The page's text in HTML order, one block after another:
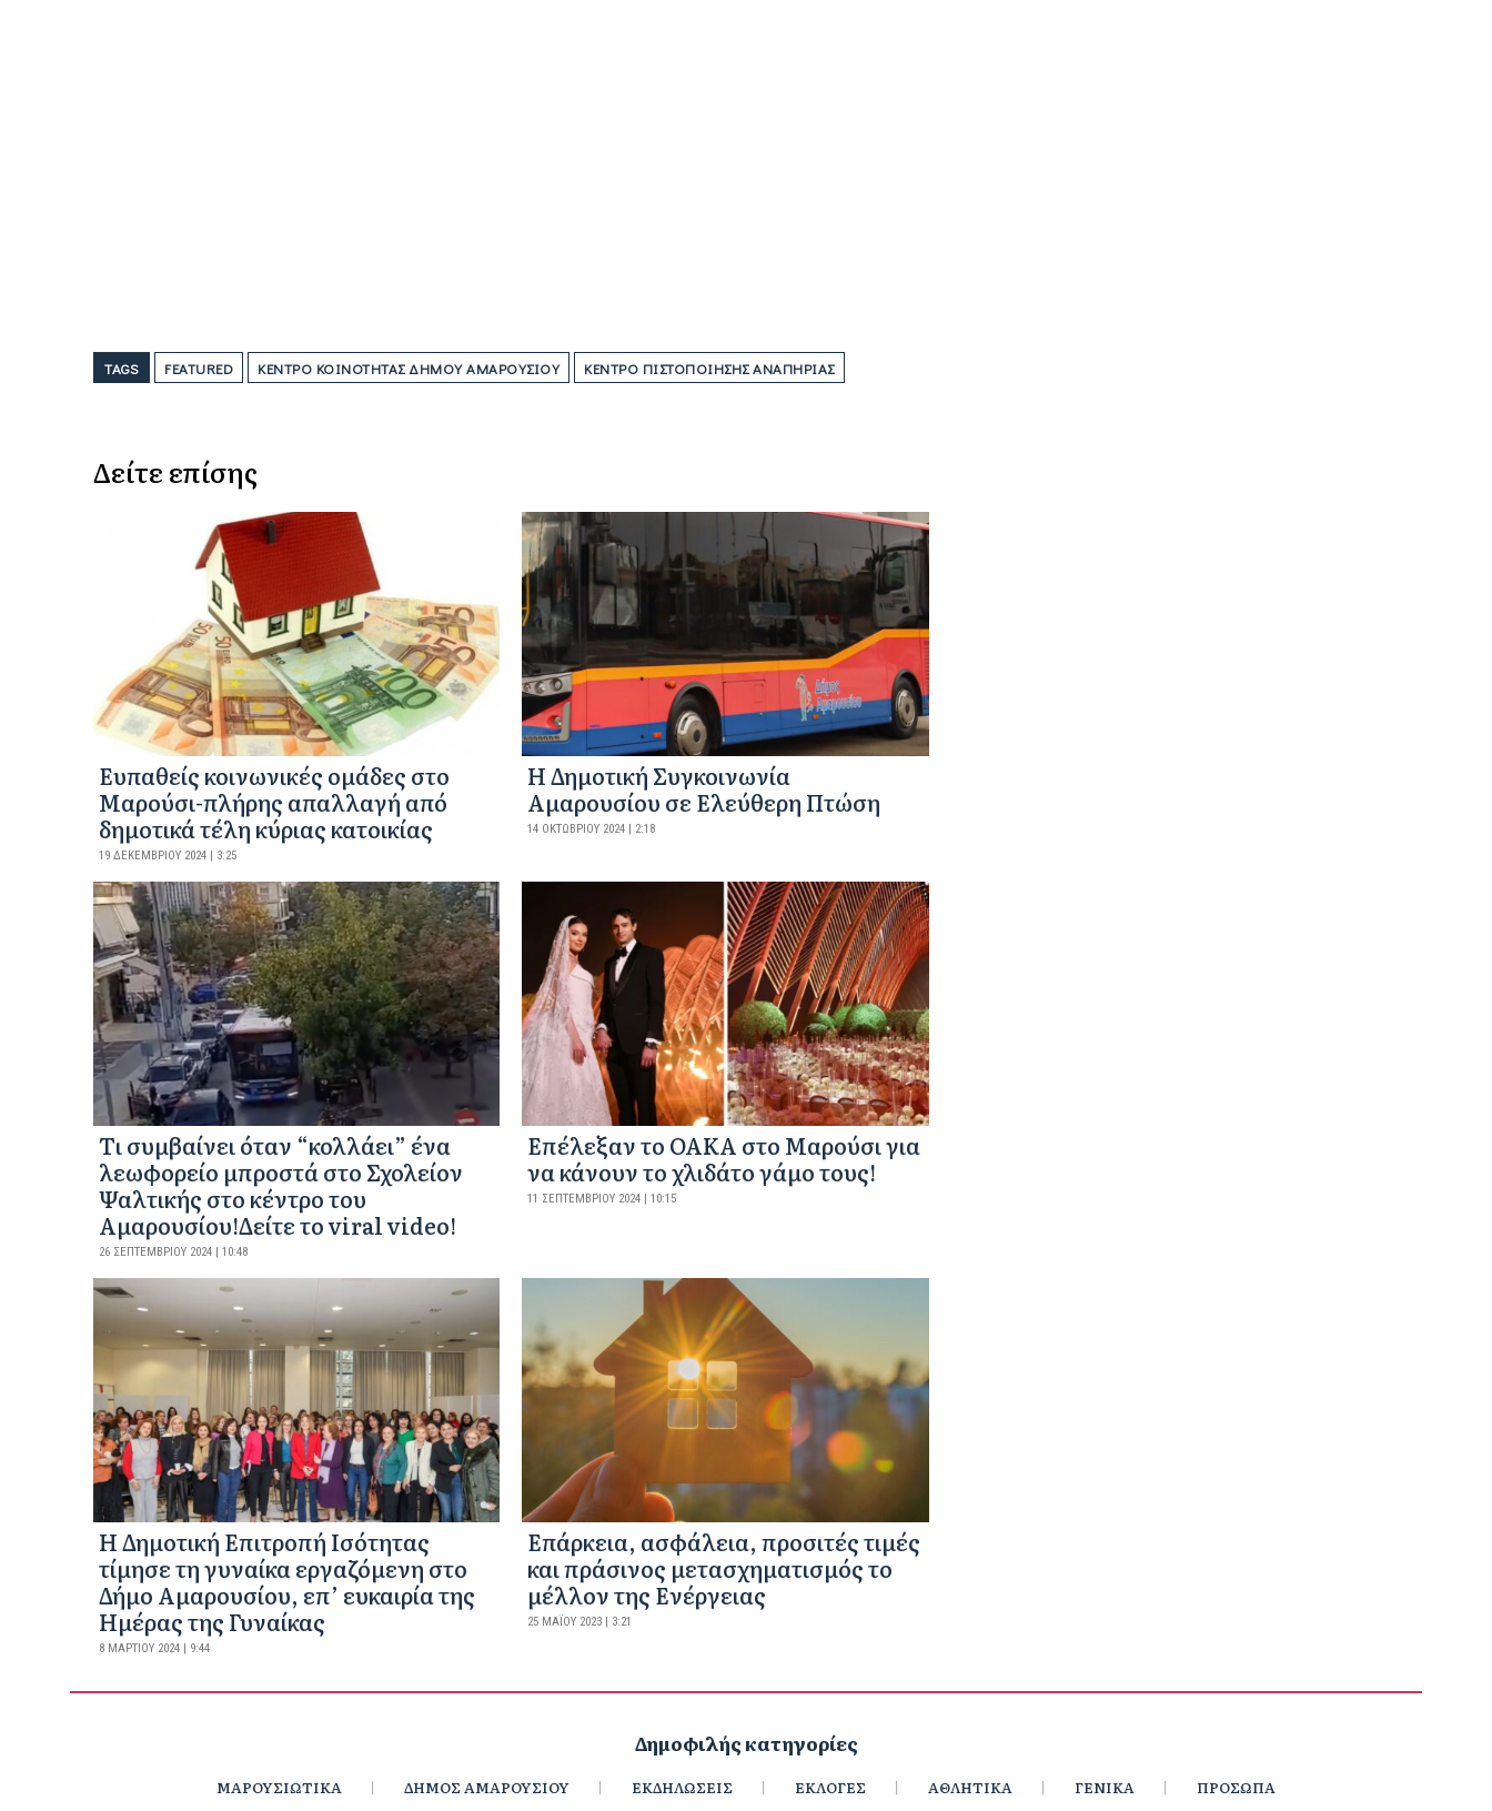
TAGS FEATURED ΚΈΝΤΡΟ ΚΟΙΝΌΤΗΤΑΣ ΔΉΜΟΥ ΑΜΑΡΟΥΣΊΟΥ ΚΈΝΤΡΟ ΠΙΣΤΟΠΟΊΗΣΗΣ ΑΝΑΠΗΡΊΑΣ
Δείτε επίσης
Eυπαθείς κοινωνικές ομάδες στο
Μαρούσι-πλήρης απαλλαγή από
δημοτικά τέλη κύριας κατοικίας
19 ΔΕΚΕΜΒΡΊΟΥ 2024 | 3:25
Η Δημοτική Συγκοινωνία
Αμαρουσίου σε Ελεύθερη Πτώση
14 ΟΚΤΩΒΡΊΟΥ 2024 | 2:18
Tι συμβαίνει όταν “κολλάει” ένα
λεωφορείο μπροστά στο Σχολείον
Ψαλτικής στο κέντρο του
Αμαρουσίου!Δείτε το viral video!
26 ΣΕΠΤΕΜΒΡΊΟΥ 2024 | 10:48
Επέλεξαν το ΟΑΚΑ στο Μαρούσι για
να κάνουν το χλιδάτο γάμο τους!
11 ΣΕΠΤΕΜΒΡΊΟΥ 2024 | 10:15
Η Δημοτική Επιτροπή Ισότητας
τίμησε τη γυναίκα εργαζόμενη στο
Δήμο Αμαρουσίου, επ’ ευκαιρία της
Ημέρας της Γυναίκας
8 ΜΑΡΤΊΟΥ 2024 | 9:44
Επάρκεια, ασφάλεια, προσιτές τιμές
και πράσινος μετασχηματισμός το
μέλλον της Ενέργειας
25 ΜΑΪ́ΟΥ 2023 | 3:21
Δημοφιλής κατηγορίες
ΜΑΡΟΥΣΙΩΤΙΚΑ ΔΗΜΟΣ ΑΜΑΡΟΥΣΙΟΥ ΕΚΔΗΛΩΣΕΙΣ ΕΚΛΟΓΕΣ ΑΘΛΗΤΙΚΑ ΓΕΝΙΚΑ ΠΡΟΣΩΠΑ